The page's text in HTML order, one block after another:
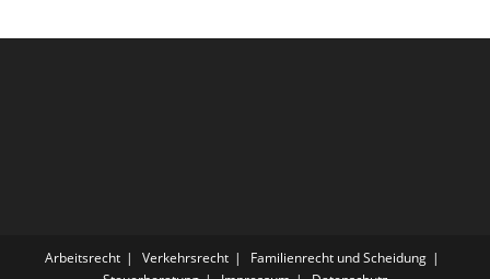
Arbeitsrecht Verkehrsrecht
Familienrecht und Scheidung